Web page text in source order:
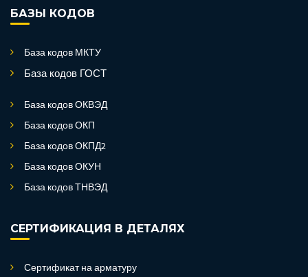
БАЗЫ КОДОВ
База кодов МКТУ
База кодов ГОСТ
База кодов ОКВЭД
База кодов ОКП
База кодов ОКПД2
База кодов ОКУН
База кодов ТНВЭД
СЕРТИФИКАЦИЯ В ДЕТАЛЯХ
Сертификат на арматуру